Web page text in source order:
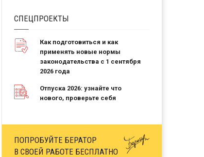
СПЕЦПРОЕКТЫ
Как подготовиться и как
применять новые нормы
законодательства с 1 сентября
2026 года
Отпуска 2026: узнайте что
нового, проверьте себя
ПОПРОБУЙТЕ БЕРАТОР
В СВОЕЙ РАБОТЕ БЕСПЛАТНО